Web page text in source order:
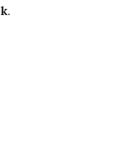
.